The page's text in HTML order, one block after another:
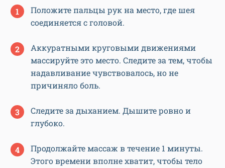
Положите пальцы рук на место, где шея
соединяется с головой.
Аккуратными круговыми движениями
массируйте это место. Следите за тем, чтобы
надавливание чувствовалось, но не
причиняло боль.
Следите за дыханием. Дышите ровно и
глубоко.
Продолжайте массаж в течение 1 минуты.
Этого времени вполне хватит, чтобы тело